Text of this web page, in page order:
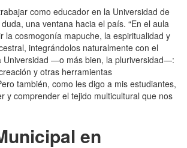
como educador en la Universidad de
una ventana hacia el país. “En el aula
la cosmogonía mapuche, la espiritualidad y
integrándolos naturalmente con el
Universidad —o más bien, la pluriversidad—:
y otras herramientas
también, como les digo a mis estudiantes,
y comprender el tejido multicultural que nos
en